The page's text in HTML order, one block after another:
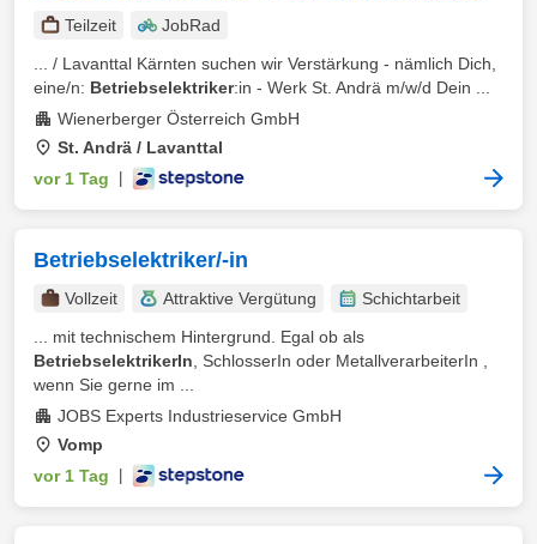
Teilzeit
JobRad
... / Lavanttal Kärnten suchen wir Verstärkung - nämlich Dich,
eine/n: Betriebselektriker:in - Werk St. Andrä m/w/d Dein ...
Wienerberger Österreich GmbH
St. Andrä / Lavanttal
vor 1 Tag
Betriebselektriker/-in
Vollzeit Attraktive Vergütung
Schichtarbeit
... mit technischem Hintergrund. Egal ob als
BetriebselektrikerIn , SchlosserIn oder MetallverarbeiterIn ,
wenn Sie gerne im ...
JOBS Experts Industrieservice GmbH
Vomp
vor 1 Tag